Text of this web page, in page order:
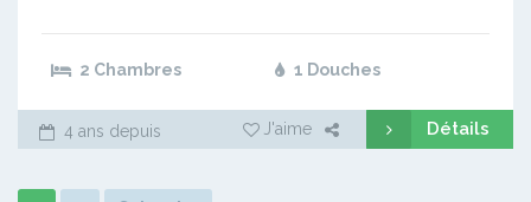
2 Chambres 1 Douches
4 ans depuis J'aime Détails